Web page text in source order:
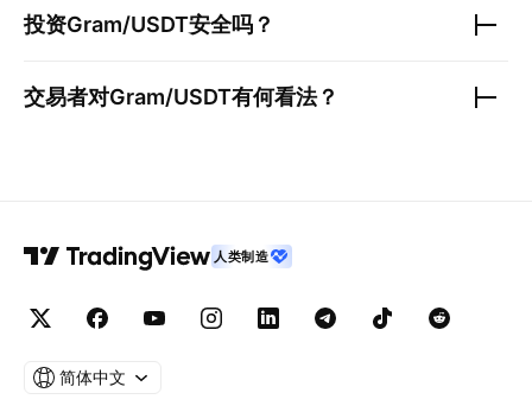
投资Gram/USDT安全吗？
交易者对Gram/USDT有何看法？
人类制造
简体中文